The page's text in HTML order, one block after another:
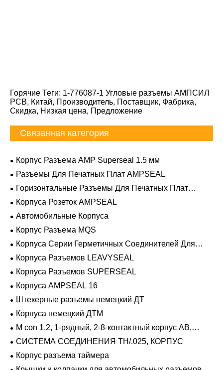
Горячие Теги: 1-776087-1 Угловые разъемы АМПСИЛ
PCB, Китай, Производитель, Поставщик, Фабрика,
Скидка, Низкая цена, Предложение
Связанная категория
Корпус Разъема AMP Superseal 1.5 мм
Разъемы Для Печатных Плат AMPSEAL
Горизонтальные Разъемы Для Печатных Плат
AMPSEAL
Корпуса Розеток AMPSEAL
Автомобильные Корпуса
Корпус Разъема MQS
Корпуса Серии Герметичных Соединителей Для
Тяжелых Условий Эксплуатации
Корпуса Разъемов LEAVYSEAL
Корпуса Разъемов SUPERSEAL
Корпуса AMPSEAL 16
Штекерные разъемы немецкий ДТ
Корпуса немецкий ДТМ
M con 1,2, 1-рядный, 2-8-контактный корпус AB,
герметичный
СИСТЕМА СОЕДИНЕНИЯ TH/.025, КОРПУС
Корпус разъема таймера